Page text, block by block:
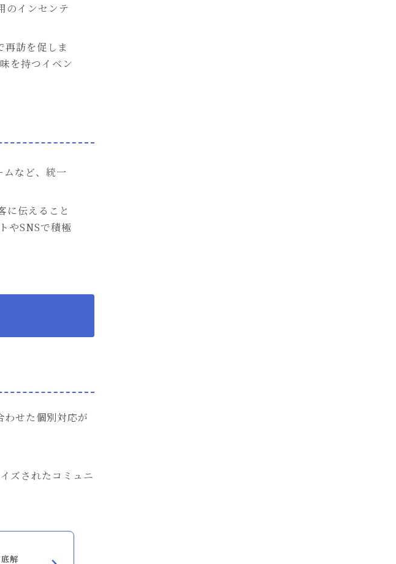
のインセンテ
再訪を促しま
を持つイベン
など、統一
に伝えること
やSNSで積極
せた個別対応が
ズされたコミュニ
解